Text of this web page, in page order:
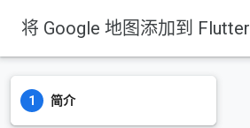
将 Google 地图添加到
简介